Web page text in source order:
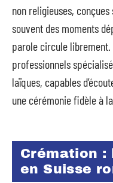
non religieuses,
souvent des moments
parole circule
professionnels
laïques, capables
une cérémonie fidèle à
Crémation :
en Suisse